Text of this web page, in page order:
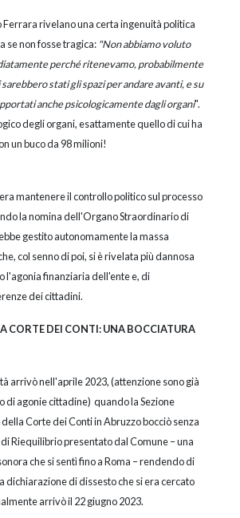
Ferrara rivelano una certa ingenuità politica
se non fosse tragica: "Non abbiamo voluto
perché ritenevamo,probabilmente
stati gli spazi per andare avanti, e su
anche psicologicamente dagli organi".
degli organi, esattamente quello di cui ha
un buco da 98 milioni!
mantenere il controllo politico sul processo
la nomina dell'Organo Straordinario di
gestito autonomamente la massa
col senno di poi, si è rivelata più dannosa
l'agonia finanziaria dell'ente e, di
dei cittadini.
CORTE DEI CONTI: UNA BOCCIATURA
arrivò nell'aprile 2023, (attenzione sono già
di agonie cittadine) quando la Sezione
Corte dei Conti in Abruzzo bocciò senza
Riequilibrio presentato dal Comune – una
che si sentì fino a Roma – rendendo di
dichiarazione di dissesto che si era cercato
arrivò il 22 giugno 2023.